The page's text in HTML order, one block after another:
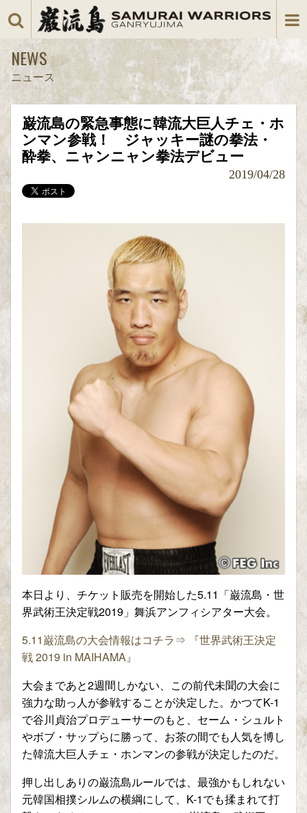
NEWS
ニュース
巌流島の緊急事態に韓流大巨人チェ・ホ
ンマン参戦！ ジャッキー謎の拳法・
酔拳、ニャンニャン拳法デビュー
2019/04/28
本日より、チケット販売を開始した5.11「巌流島・世
界武術王決定戦2019」舞浜アンフィシアター大会。
5.11巌流島の大会情報はコチラ⇒ 『世界武術王決定
戦 2019 in MAIHAMA』
大会まであと2週間しかない、この前代未聞の大会に
強力な助っ人が参戦することが決定した。かつてK-1
で谷川貞治プロデューサーのもと、セーム・シュルト
やボブ・サップらに勝って、お茶の間でも人気を博し
た韓流大巨人チェ・ホンマンの参戦が決定したのだ。
押し出しありの巌流島ルールでは、最強かもしれない
元韓国相撲シルムの横綱にして、K-1でも揉まれて打